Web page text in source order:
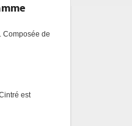
Composée de
est